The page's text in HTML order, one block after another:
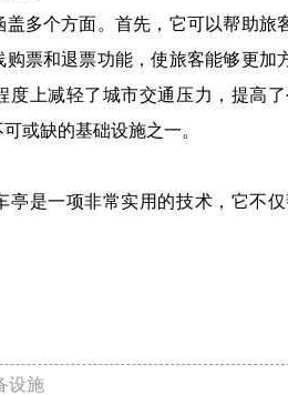
盖多个方面。首先，它可以帮助
票和退票功能，使旅客能够更
度上减轻了城市交通压力，提高
或缺的基础设施之一。
亭是一项非常实用的技术，它不
设施